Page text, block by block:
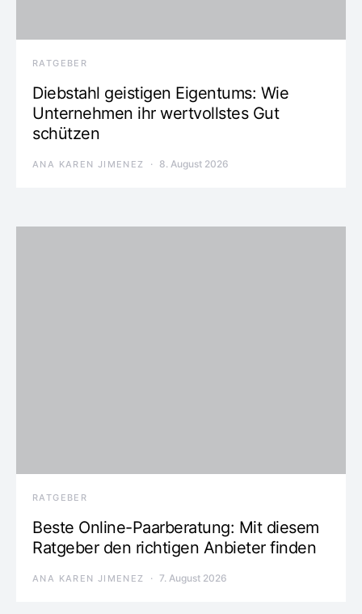
RATGEBER
Diebstahl geistigen Eigentums: Wie
Unternehmen ihr wertvollstes Gut
schützen
ANA KAREN JIMENEZ 8. August 2026
RATGEBER
Beste Online-Paarberatung: Mit diesem
Ratgeber den richtigen Anbieter finden
ANA KAREN JIMENEZ 7. August 2026